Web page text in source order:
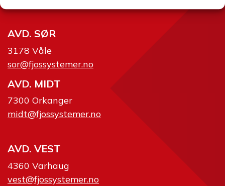
AVD. SØR
3178 Våle
sor@fjossystemer.no
AVD. MIDT
7300 Orkanger
midt@fjossystemer.no
AVD. VEST
4360 Varhaug
vest@fjossystemer.no